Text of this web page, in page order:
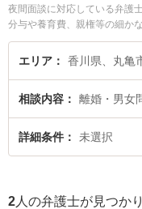
夜間面談に対応している弁護
分与や養育費、親権等の細か
るかぜ法律事務所の柳浦 清文
のプロフィール情報や弁護士
『初回相談無料で離婚書類作
したい』などでお困りの相談
エリア 香川県、丸亀
相談内容 離婚・男女
詳細条件 未選択
2 人の弁護士が見つか